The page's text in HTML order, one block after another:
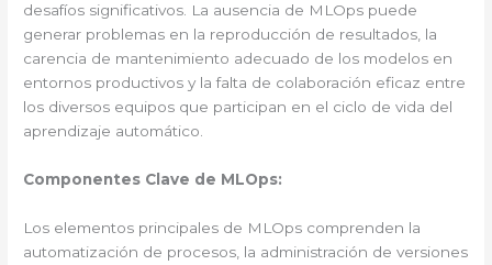
desafíos significativos. La ausencia de MLOps puede
generar problemas en la reproducción de resultados, la
carencia de mantenimiento adecuado de los modelos en
entornos productivos y la falta de colaboración eficaz entre
los diversos equipos que participan en el ciclo de vida del
aprendizaje automático.
Componentes Clave de MLOps:
Los elementos principales de MLOps comprenden la
automatización de procesos, la administración de versiones